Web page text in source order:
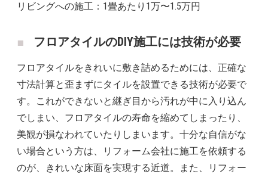
リビングへの施工：1畳あたり1万〜1.5万円
フロアタイルのDIY施工には技術が必要
フロアタイルをきれいに敷き詰めるためには、正確な
寸法計算と歪まずにタイルを設置できる技術が必要で
す。これができないと継ぎ目から汚れが中に入り込ん
でしまい、フロアタイルの寿命を縮めてしまったり、
美観が損なわれていたりしまいます。十分な自信がな
い場合という方は、リフォーム会社に施工を依頼する
のが、きれいな床面を実現する近道。また、リフォー